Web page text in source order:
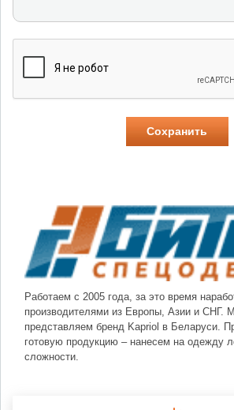
Работаем с 2005 года, за это время
производителями из Европы, Азии и СНГ.
представляем бренд Kapriol в Беларуси.
готовую продукцию – нанесем на одежду
сложности.